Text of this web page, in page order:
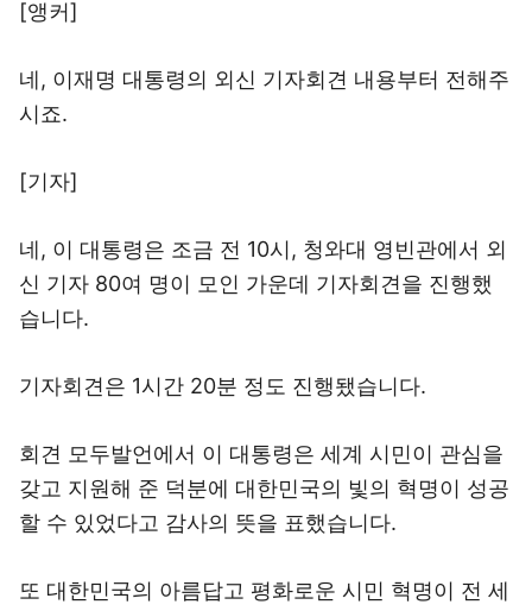
[앵커]
네, 이재명 대통령의 외신 기자회견 내용부터 전해주
시죠.
[기자]
네, 이 대통령은 조금 전 10시, 청와대 영빈관에서 외
신 기자 80여 명이 모인 가운데 기자회견을 진행했
습니다.
기자회견은 1시간 20분 정도 진행됐습니다.
회견 모두발언에서 이 대통령은 세계 시민이 관심을
갖고 지원해 준 덕분에 대한민국의 빛의 혁명이 성공
할 수 있었다고 감사의 뜻을 표했습니다.
또 대한민국의 아름답고 평화로운 시민 혁명이 전 세